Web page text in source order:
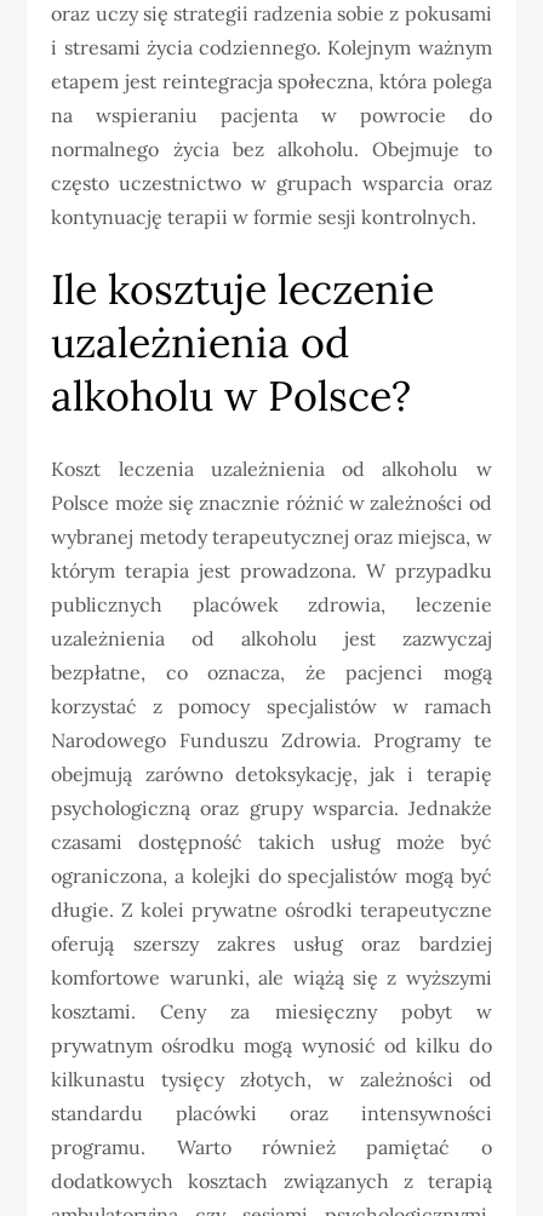
oraz uczy się strategii radzenia sobie z pokusami
i stresami życia codziennego. Kolejnym ważnym
etapem jest reintegracja społeczna, która polega
na wspieraniu pacjenta w powrocie do
normalnego życia bez alkoholu. Obejmuje to
często uczestnictwo w grupach wsparcia oraz
kontynuację terapii w formie sesji kontrolnych.
Ile kosztuje leczenie
uzależnienia od
alkoholu w Polsce?
Koszt leczenia uzależnienia od alkoholu w
Polsce może się znacznie różnić w zależności od
wybranej metody terapeutycznej oraz miejsca, w
którym terapia jest prowadzona. W przypadku
publicznych placówek zdrowia, leczenie
uzależnienia od alkoholu jest zazwyczaj
bezpłatne, co oznacza, że pacjenci mogą
korzystać z pomocy specjalistów w ramach
Narodowego Funduszu Zdrowia. Programy te
obejmują zarówno detoksykację, jak i terapię
psychologiczną oraz grupy wsparcia. Jednakże
czasami dostępność takich usług może być
ograniczona, a kolejki do specjalistów mogą być
długie. Z kolei prywatne ośrodki terapeutyczne
oferują szerszy zakres usług oraz bardziej
komfortowe warunki, ale wiążą się z wyższymi
kosztami. Ceny za miesięczny pobyt w
prywatnym ośrodku mogą wynosić od kilku do
kilkunastu tysięcy złotych, w zależności od
standardu placówki oraz intensywności
programu. Warto również pamiętać o
dodatkowych kosztach związanych z terapią